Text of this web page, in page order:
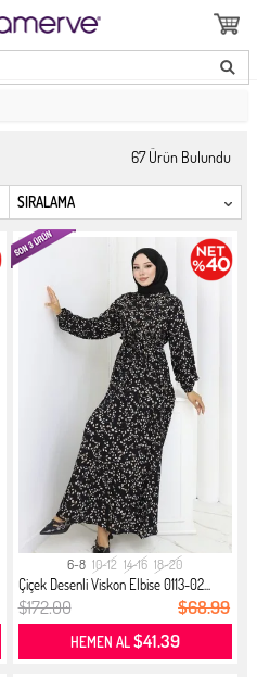
67Ürün Bulundu
6-8 10-12 14-16 18-20
Çiçek Desenli Viskon Elbise 0113-02...
$172.00 $68.99
HEMEN AL$41.39